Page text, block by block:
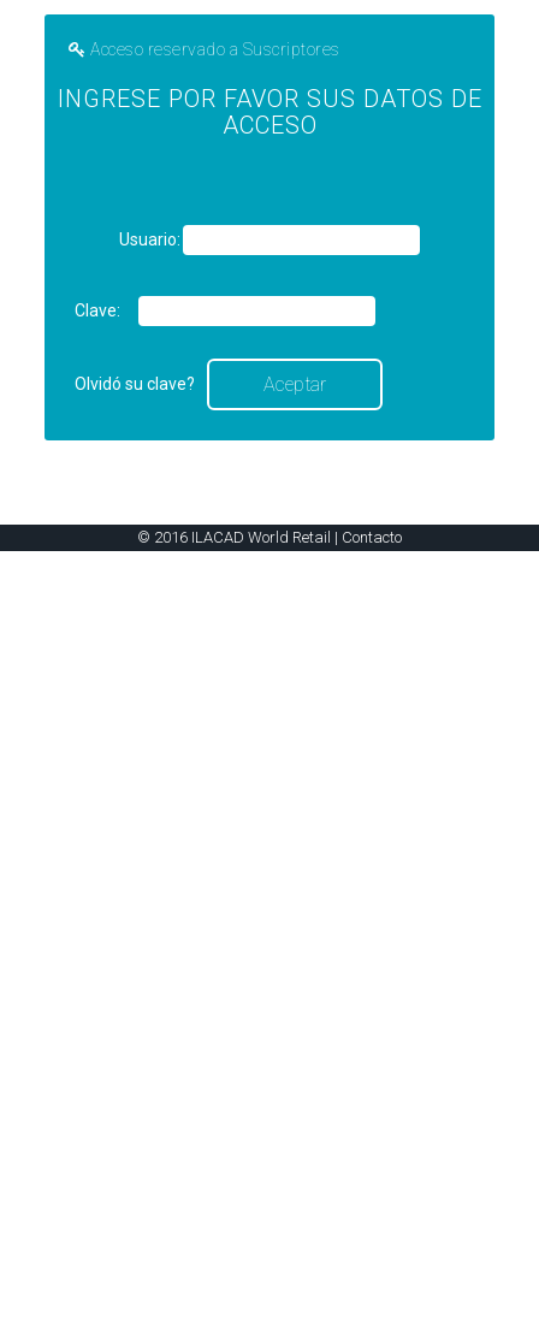
Acceso reservado a Suscriptores
INGRESE POR FAVOR SUS DATOS DE
ACCESO
Usuario:
Clave:
Olvidó su clave?
© 2016 ILACAD World Retail | Contacto